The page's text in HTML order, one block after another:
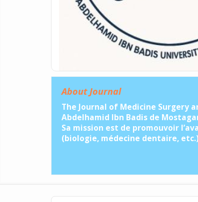
About Journal
The Journal of Medicine Surgery
Abdelhamid Ibn Badis de
Sa mission est de promouvoir
(biologie, médecine dentaire,